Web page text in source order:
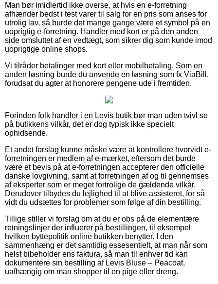
Man bør imidlertid ikke overse, at hvis en e-forretning
afhænder bedst i test varer til salg for en pris som anses for
utrolig lav, så burde det mange gange være et symbol på en
uoprigtig e-forretning. Handler med kort er på den anden
side omsluttet af en vedtægt, som sikrer dig som kunde imod
uoprigtige online shops.
Vi tilråder betalinger med kort eller mobilbetaling. Som en
anden løsning burde du anvende en løsning som fx ViaBill,
forudsat du agter at honorere pengene ude i fremtiden.
Forinden folk handler i en Levis butik bør man uden tvivl se
på butikkens vilkår, det er dog typisk ikke specielt
ophidsende.
Et andet forslag kunne måske være at kontrollere hvorvidt e-
forretningen er medlem af e-mærket, eftersom det burde
være et bevis på at e-forretningen accepterer den officielle
danske lovgivning, samt at forretningen af og til gennemses
af eksperter som er meget fortrolige de gældende vilkår.
Derudover tilbydes du lejlighed til at blive assisteret, for så
vidt du udsættes for problemer som følge af din bestilling.
Tillige stiller vi forslag om at du er obs på de elementære
retningslinjer der influerer på bestillingen, til eksempel
hvilken byttepolitik online butikken benytter. I den
sammenhæng er det samtidig essesentielt, at man når som
helst bibeholder ens faktura, så man til enhver tid kan
dokumentere sin bestilling af Levis Bluse – Peacoat,
uafhængig om man shopper til en pige eller dreng.